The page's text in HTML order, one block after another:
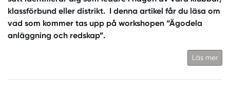
klassförbund eller distrikt. I denna artikel får du läsa om
vad som kommer tas upp på workshopen “Ägodela
anläggning och redskap”.
Läs mer